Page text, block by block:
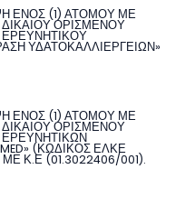
ΕΝΟΣ (1) ΑΤΟΜΟΥ ΜΕ
ΟΡΙΣΜΕΝΟΥ
ΕΡΕΥΝΗΤΙΚΟΥ
ΥΔΑΤΟΚΑΛΛΙΕΡΓΕΙΩΝ»
ΕΝΟΣ (1) ΑΤΟΜΟΥ ΜΕ
ΟΡΙΣΜΕΝΟΥ
ΕΡΕΥΝΗΤΙΚΩΝ
(ΚΩΔΙΚΟΣ ΕΛΚΕ
ΜΕ Κ.Ε (01.3022406/001).